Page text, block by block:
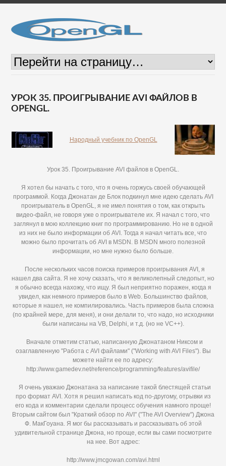
УРОК 35. ПРОИГРЫВАНИЕ AVI ФАЙЛОВ В
OPENGL.
Народный учебник по OpenGL
Урок 35. Проигрывание AVI файлов в OpenGL.
Я хотел бы начать с того, что я очень горжусь своей обучающей
программой. Когда Джонатан де Блок подкинул мне идею сделать AVI
проигрыватель в OpenGL, я не имел понятия о том, как открыть
видео-файл, не говоря уже о проигрывателе их. Я начал с того, что
заглянул в мою коллекцию книг по программированию. Но не в одной
из них не было информации об AVI. Тогда я начал читать все, что
можно было прочитать об AVI в MSDN. В MSDN много полезной
информации, но мне нужно было больше.
После нескольких часов поиска примеров проигрывания AVI, я
нашел два сайта. Я не хочу сказать, что я великолепный следопыт, но
я обычно всегда нахожу, что ищу. Я был неприятно поражен, когда я
увидел, как немного примеров было в Web. Большинство файлов,
которые я нашел, не компилировались. Часть примеров была сложна
(по крайней мере, для меня), и они делали то, что надо, но исходники
были написаны на VB, Delphi, и т.д. (но не VC++).
Вначале отметим статью, написанную Джонатаном Никсом и
озаглавленную "Работа с AVI файлами" ("Working with AVI Files"). Вы
можете найти ее по адресу:
http://www.gamedev.net/reference/programming/features/avifile/
Я очень уважаю Джонатана за написание такой блестящей статьи
про формат AVI. Хотя я решил написать код по-другому, отрывки из
его кода и комментарии сделали процесс обучения намного проще!
Вторым сайтом был "Краткий обзор по AVI" ("The AVI Overview") Джона
Ф. МакГоуана. Я мог бы рассказывать и рассказывать об этой
удивительной странице Джона, но проще, если вы сами посмотрите
на нее. Вот адрес:
http://www.jmcgowan.com/avi.html